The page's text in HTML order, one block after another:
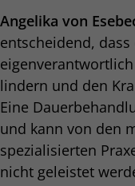
Angelika von
entscheidend,
lindern und den
Eine
und kann von den
spezialisierten
nicht geleistet